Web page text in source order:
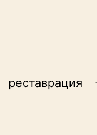
реставрация